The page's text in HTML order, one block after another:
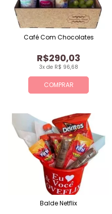
COMPRAR
3x de R$ 96,68
R$290,03
Café Com Chocolates
Balde Netflix